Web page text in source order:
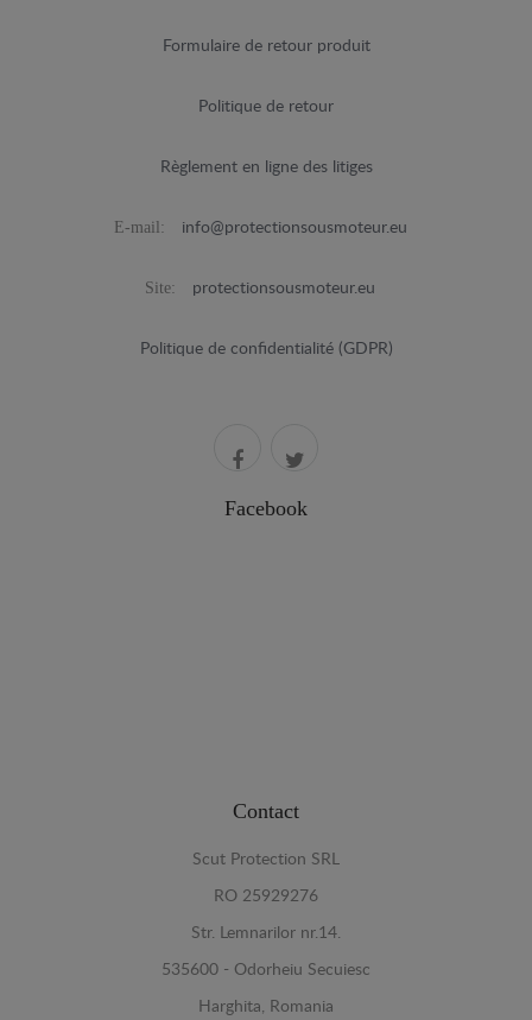
Formulaire de retour produit
Politique de retour
Règlement en ligne des litiges
E-mail: info@protectionsousmoteur.eu
Site: protectionsousmoteur.eu
Politique de confidentialité (GDPR)
Facebook
Contact
Scut Protection SRL
RO 25929276
Str. Lemnarilor nr.14.
535600 - Odorheiu Secuiesc
Harghita, Romania